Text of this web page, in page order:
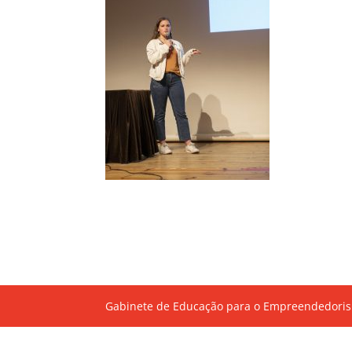
Gabinete de Educação para o